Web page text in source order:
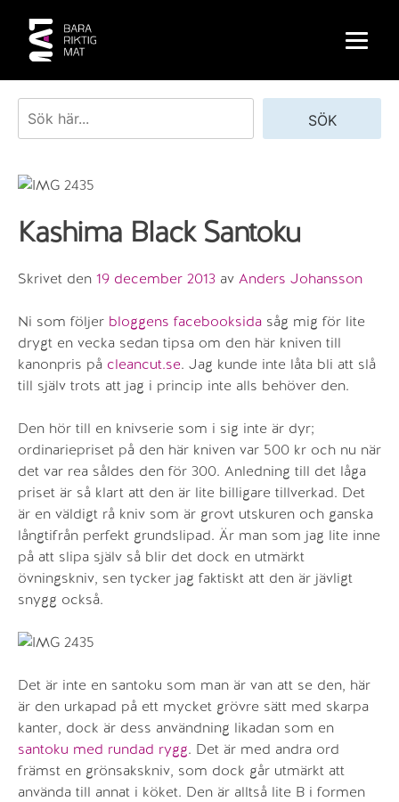
content
SÖK
Kashima Black Santoku
Skrivet den 19 december 2013 av Anders Johansson
Ni som följer bloggens facebooksida såg mig för lite
drygt en vecka sedan tipsa om den här kniven till
kanonpris på cleancut.se. Jag kunde inte låta bli att slå
till själv trots att jag i princip inte alls behöver den.
Den hör till en knivserie som i sig inte är dyr;
ordinariepriset på den här kniven var 500 kr och nu när
det var rea såldes den för 300. Anledning till det låga
priset är så klart att den är lite billigare tillverkad. Det
är en väldigt rå kniv som är grovt utskuren och ganska
långtifrån perfekt grundslipad. Är man som jag lite inne
på att slipa själv så blir det dock en utmärkt
övningskniv, sen tycker jag faktiskt att den är jävligt
snygg också.
Det är inte en santoku som man är van att se den, här
är den urkapad på ett mycket grövre sätt med skarpa
kanter, dock är dess användning likadan som en
santoku med rundad rygg. Det är med andra ord
främst en grönsakskniv, som dock går utmärkt att
använda till annat i köket. Den är alltså lite B i formen